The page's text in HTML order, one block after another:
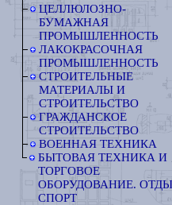
ЦЕЛЛЮЛОЗНО-
БУМАЖНАЯ
ПРОМЫШЛЕННОСТЬ
ЛАКОКРАСОЧНАЯ
ПРОМЫШЛЕННОСТЬ
СТРОИТЕЛЬНЫЕ
МАТЕРИАЛЫ И
СТРОИТЕЛЬСТВО
ГРАЖДАНСКОЕ
СТРОИТЕЛЬСТВО
ВОЕННАЯ ТЕХНИКА
БЫТОВАЯ ТЕХНИКА И
ТОРГОВОЕ
ОБОРУДОВАНИЕ.
СПОРТ